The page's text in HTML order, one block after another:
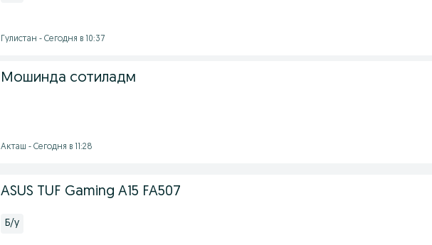
Гулистан - Сегодня в 10:37
Мошинда сотиладм
Акташ - Сегодня в 11:28
ASUS TUF Gaming A15 FA507
Б/у